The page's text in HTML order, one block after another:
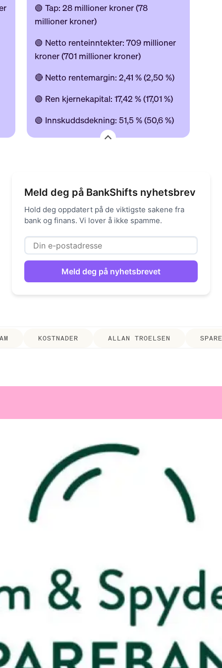
🟢 Tap: 28 millioner kroner (78
millioner kroner)
🟢 Netto renteinntekter: 709 millioner
kroner (701 millioner kroner)
🔴 Netto rentemargin: 2,41 % (2,50 %)
🟢 Ren kjernekapital: 17,42 % (17,01 %)
🟢 Innskuddsdekning: 51,5 % (50,6 %)
Meld deg på BankShifts nyhetsbrev
Hold deg oppdatert på de viktigste sakene fra
bank og finans. Vi lover å ikke spamme.
KOSTNADER ALLAN TROELSEN